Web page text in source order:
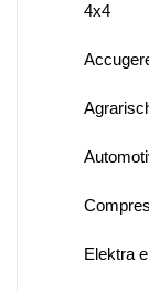
4x4
Elektra